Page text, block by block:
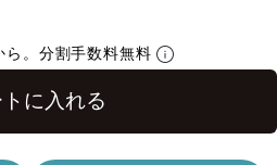
ら。分割手数料無料
に入れる